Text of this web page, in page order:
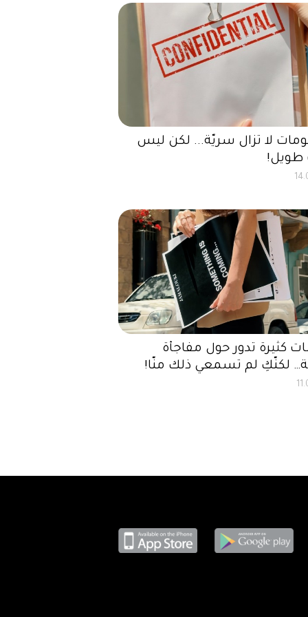
لا تزال سريّة... لكن ليس
طويل!
كثيرة تدور حول مفاجأة
لكنّكِ لم تسمعي ذلك منّا!